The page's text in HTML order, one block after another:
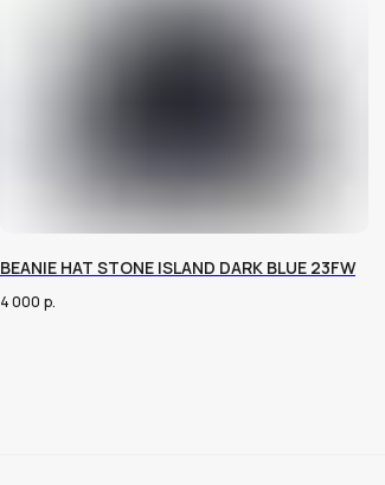
BEANIE HAT STONE ISLAND DARK BLUE 23FW
4 000 р.